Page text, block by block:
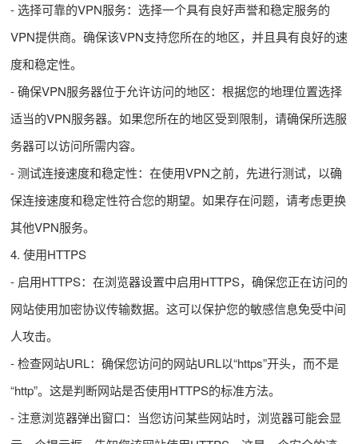
- 选择可靠的VPN服务：选择一个具有良好声誉和稳定服务的
VPN提供商。确保该VPN支持您所在的地区，并且具有良好的速
度和稳定性。
- 确保VPN服务器位于允许访问的地区：根据您的地理位置选择
适当的VPN服务器。如果您所在的地区受到限制，请确保所选服
务器可以访问所需内容。
- 测试连接速度和稳定性：在使用VPN之前，先进行测试，以确
保连接速度和稳定性符合您的期望。如果存在问题，请考虑更换
其他VPN服务。
4. 使用HTTPS
- 启用HTTPS：在浏览器设置中启用HTTPS，确保您正在访问的
网站使用加密协议传输数据。这可以保护您的敏感信息免受中间
人攻击。
- 检查网站URL：确保您访问的网站URL以“https”开头，而不是
“http”。这是判断网站是否使用HTTPS的标准方法。
- 注意浏览器弹出窗口：当您访问某些网站时，浏览器可能会显